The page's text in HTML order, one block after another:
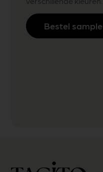
Bestel sample